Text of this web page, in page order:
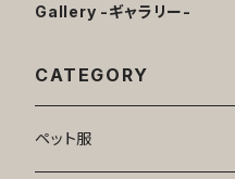
Gallery -ギャラリー-
CATEGORY
ペット服